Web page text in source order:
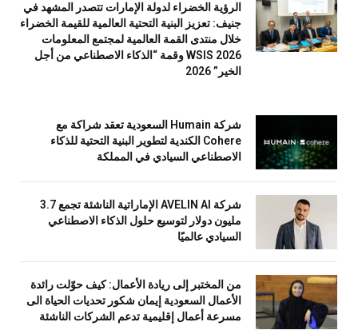
الرؤية الخضراء لدولة الإمارات تتصدر المشهد في
جنيف: تعزيز البنية التحتية العالمية للقيمة الخضراء
خلال منتدى القمة العالمية لمجتمع المعلومات
WSIS 2026 وقمة “الذكاء الاصطناعي من أجل
الخير” 2026
شركة Humain السعودية تعقد شراكة مع
Cohere الكندية لتطوير البنية التحتية للذكاء
الاصطناعي السيادي في المملكة
شركة AVELIN AI الإماراتية الناشئة تجمع 3.7
مليون دولار لتوسيع حلول الذكاء الاصطناعي
السيادي عالميًا
من المختبر إلى ريادة الأعمال: كيف حوّلت رائدة
الأعمال السعودية إيمان شكور تحديات الحياة الى
مسرعة أعمال إقليمية تدعم الشركات الناشئة